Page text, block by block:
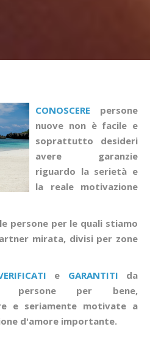
CONOSCERE persone
nuove non è facile e
soprattutto desideri
avere garanzie
riguardo la serietà e
la reale motivazione
persone per le quali stiamo
mirata, divisi per zone
e GARANTITI da
persone per bene,
e seriamente motivate a
d'amore importante.